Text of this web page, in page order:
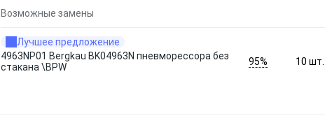
Возможные замены
Лучшее предложение
4963NP01 Bergkau BK04963N пневморессора без
стакана \BPW
95% 10шт.